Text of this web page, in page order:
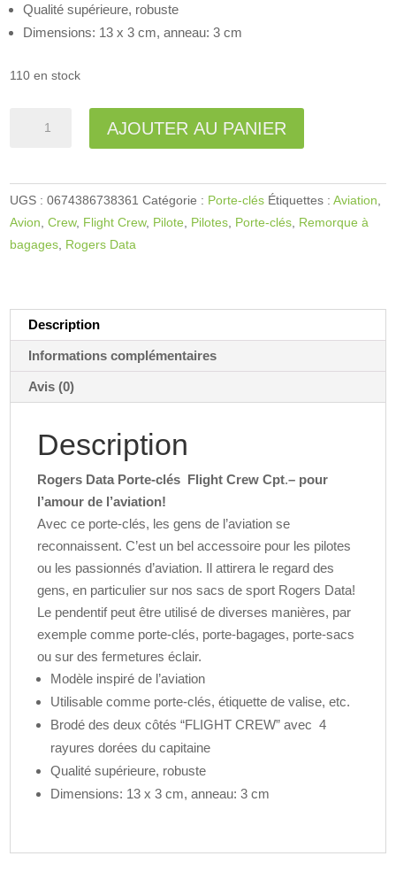
Qualité supérieure, robuste
Dimensions: 13 x 3 cm, anneau: 3 cm
110 en stock
clés
Flight
Crew
Cpt.
AJOUTER AU PANIER
e
r
n
e
UGS :0674386738361 Catégorie : Porte-clés Étiquettes :Aviation
Avion ,Crew, Flight Crew, Pilote Pilotes Porte-clés Remorque à
bagages Rogers Data
Description
Informations complémentaires
Avis (0)
Description
Rogers Data Porte-clés Flight Crew Cpt.– pour
l’amour de l’aviation!
Avec ce porte-clés, les gens de l’aviation se
reconnaissent. C’est un bel accessoire pour les pilotes
ou les passionnés d’aviation. Il attirera le regard des
gens, en particulier sur nos sacs de sport Rogers Data!
Le pendentif peut être utilisé de diverses manières, par
exemple comme porte-clés, porte-bagages, porte-sacs
ou sur des fermetures éclair.
Modèle inspiré de l’aviation
Utilisable comme porte-clés, étiquette de valise, etc.
Brodé des deux côtés “FLIGHT CREW” avec 4
rayures dorées du capitaine
Qualité supérieure, robuste
Dimensions: 13 x 3 cm, anneau: 3 cm